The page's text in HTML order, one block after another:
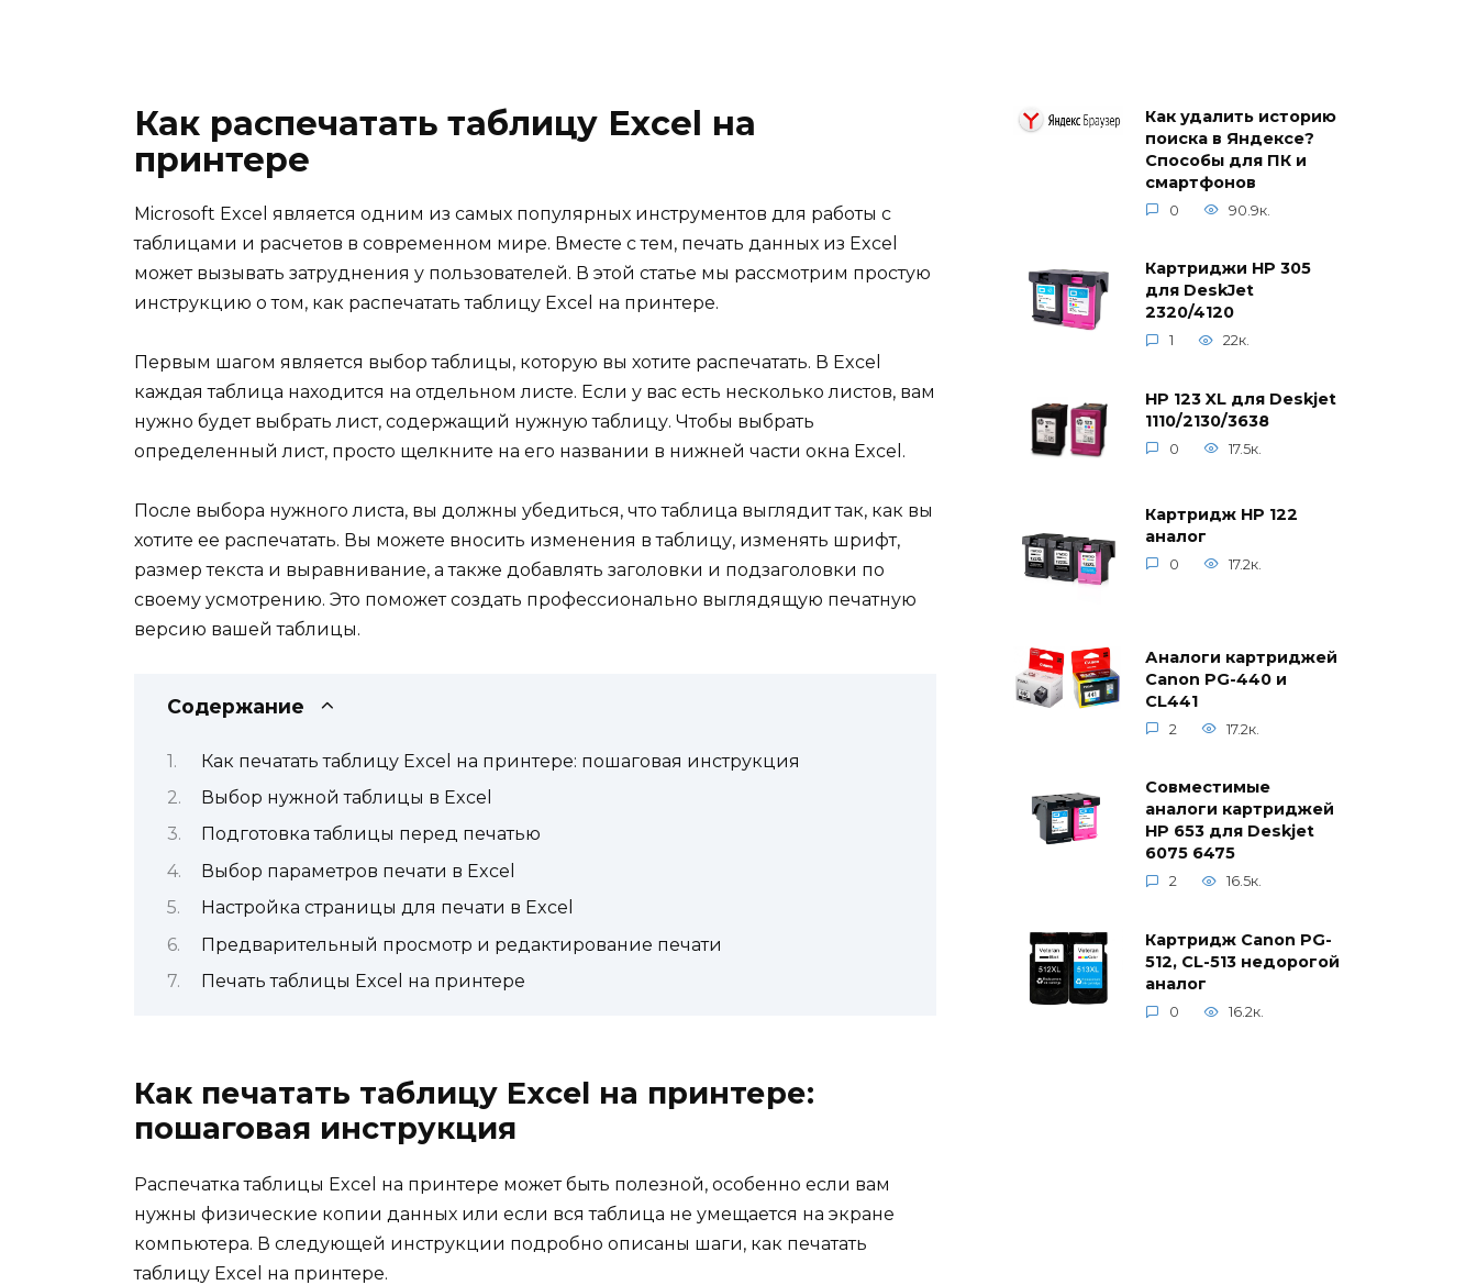
Как распечатать таблицу Excel на
принтере
Microsoft Excel является одним из самых популярных инструментов для работы с
таблицами и расчетов в современном мире. Вместе с тем, печать данных из Excel
может вызывать затруднения у пользователей. В этой статье мы рассмотрим простую
инструкцию о том, как распечатать таблицу Excel на принтере.
Первым шагом является выбор таблицы, которую вы хотите распечатать. В Excel
каждая таблица находится на отдельном листе. Если у вас есть несколько листов, вам
нужно будет выбрать лист, содержащий нужную таблицу. Чтобы выбрать
определенный лист, просто щелкните на его названии в нижней части окна Excel.
После выбора нужного листа, вы должны убедиться, что таблица выглядит так, как вы
хотите ее распечатать. Вы можете вносить изменения в таблицу, изменять шрифт,
размер текста и выравнивание, а также добавлять заголовки и подзаголовки по
своему усмотрению. Это поможет создать профессионально выглядящую печатную
версию вашей таблицы.
Содержание
Как печатать таблицу Excel на принтере: пошаговая инструкция
Выбор нужной таблицы в Excel
Подготовка таблицы перед печатью
Выбор параметров печати в Excel
Настройка страницы для печати в Excel
Предварительный просмотр и редактирование печати
Печать таблицы Excel на принтере
Как печатать таблицу Excel на принтере:
пошаговая инструкция
Распечатка таблицы Excel на принтере может быть полезной, особенно если вам
нужны физические копии данных или если вся таблица не умещается на экране
компьютера. В следующей инструкции подробно описаны шаги, как печатать
таблицу Excel на принтере.
Как удалить историю
поиска в Яндексе?
Способы для ПК и
смартфонов
0 90.9к.
Картриджи HP 305
для DeskJet
2320/4120
1 22к.
HP 123 XL для Deskjet
1110/2130/3638
0 17.5к.
Картридж HP 122
аналог
0 17.2к.
Аналоги картриджей
Canon PG-440 и
CL441
2 17.2к.
Совместимые
аналоги картриджей
HP 653 для Deskjet
6075 6475
2 16.5к.
Картридж Canon PG-
512, CL-513 недорогой
аналог
0 16.2к.